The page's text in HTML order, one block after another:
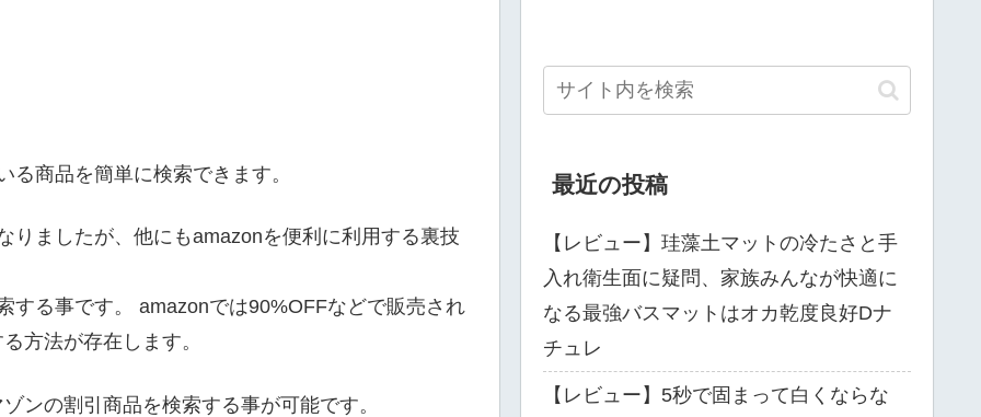
商品を簡単に検索できます。
りましたが、他にもamazonを便利に利用する裏技
する事です。 amazonでは90%OFFなどで販売され
方法が存在します。
ンの割引商品を検索する事が可能です。
最近の投稿
【レビュー】珪藻土マットの冷たさと手
入れ衛生面に疑問、家族みんなが快適に
なる最強バスマットはオカ乾度良好Dナ
チュレ
【レビュー】5秒で固まって白くならな